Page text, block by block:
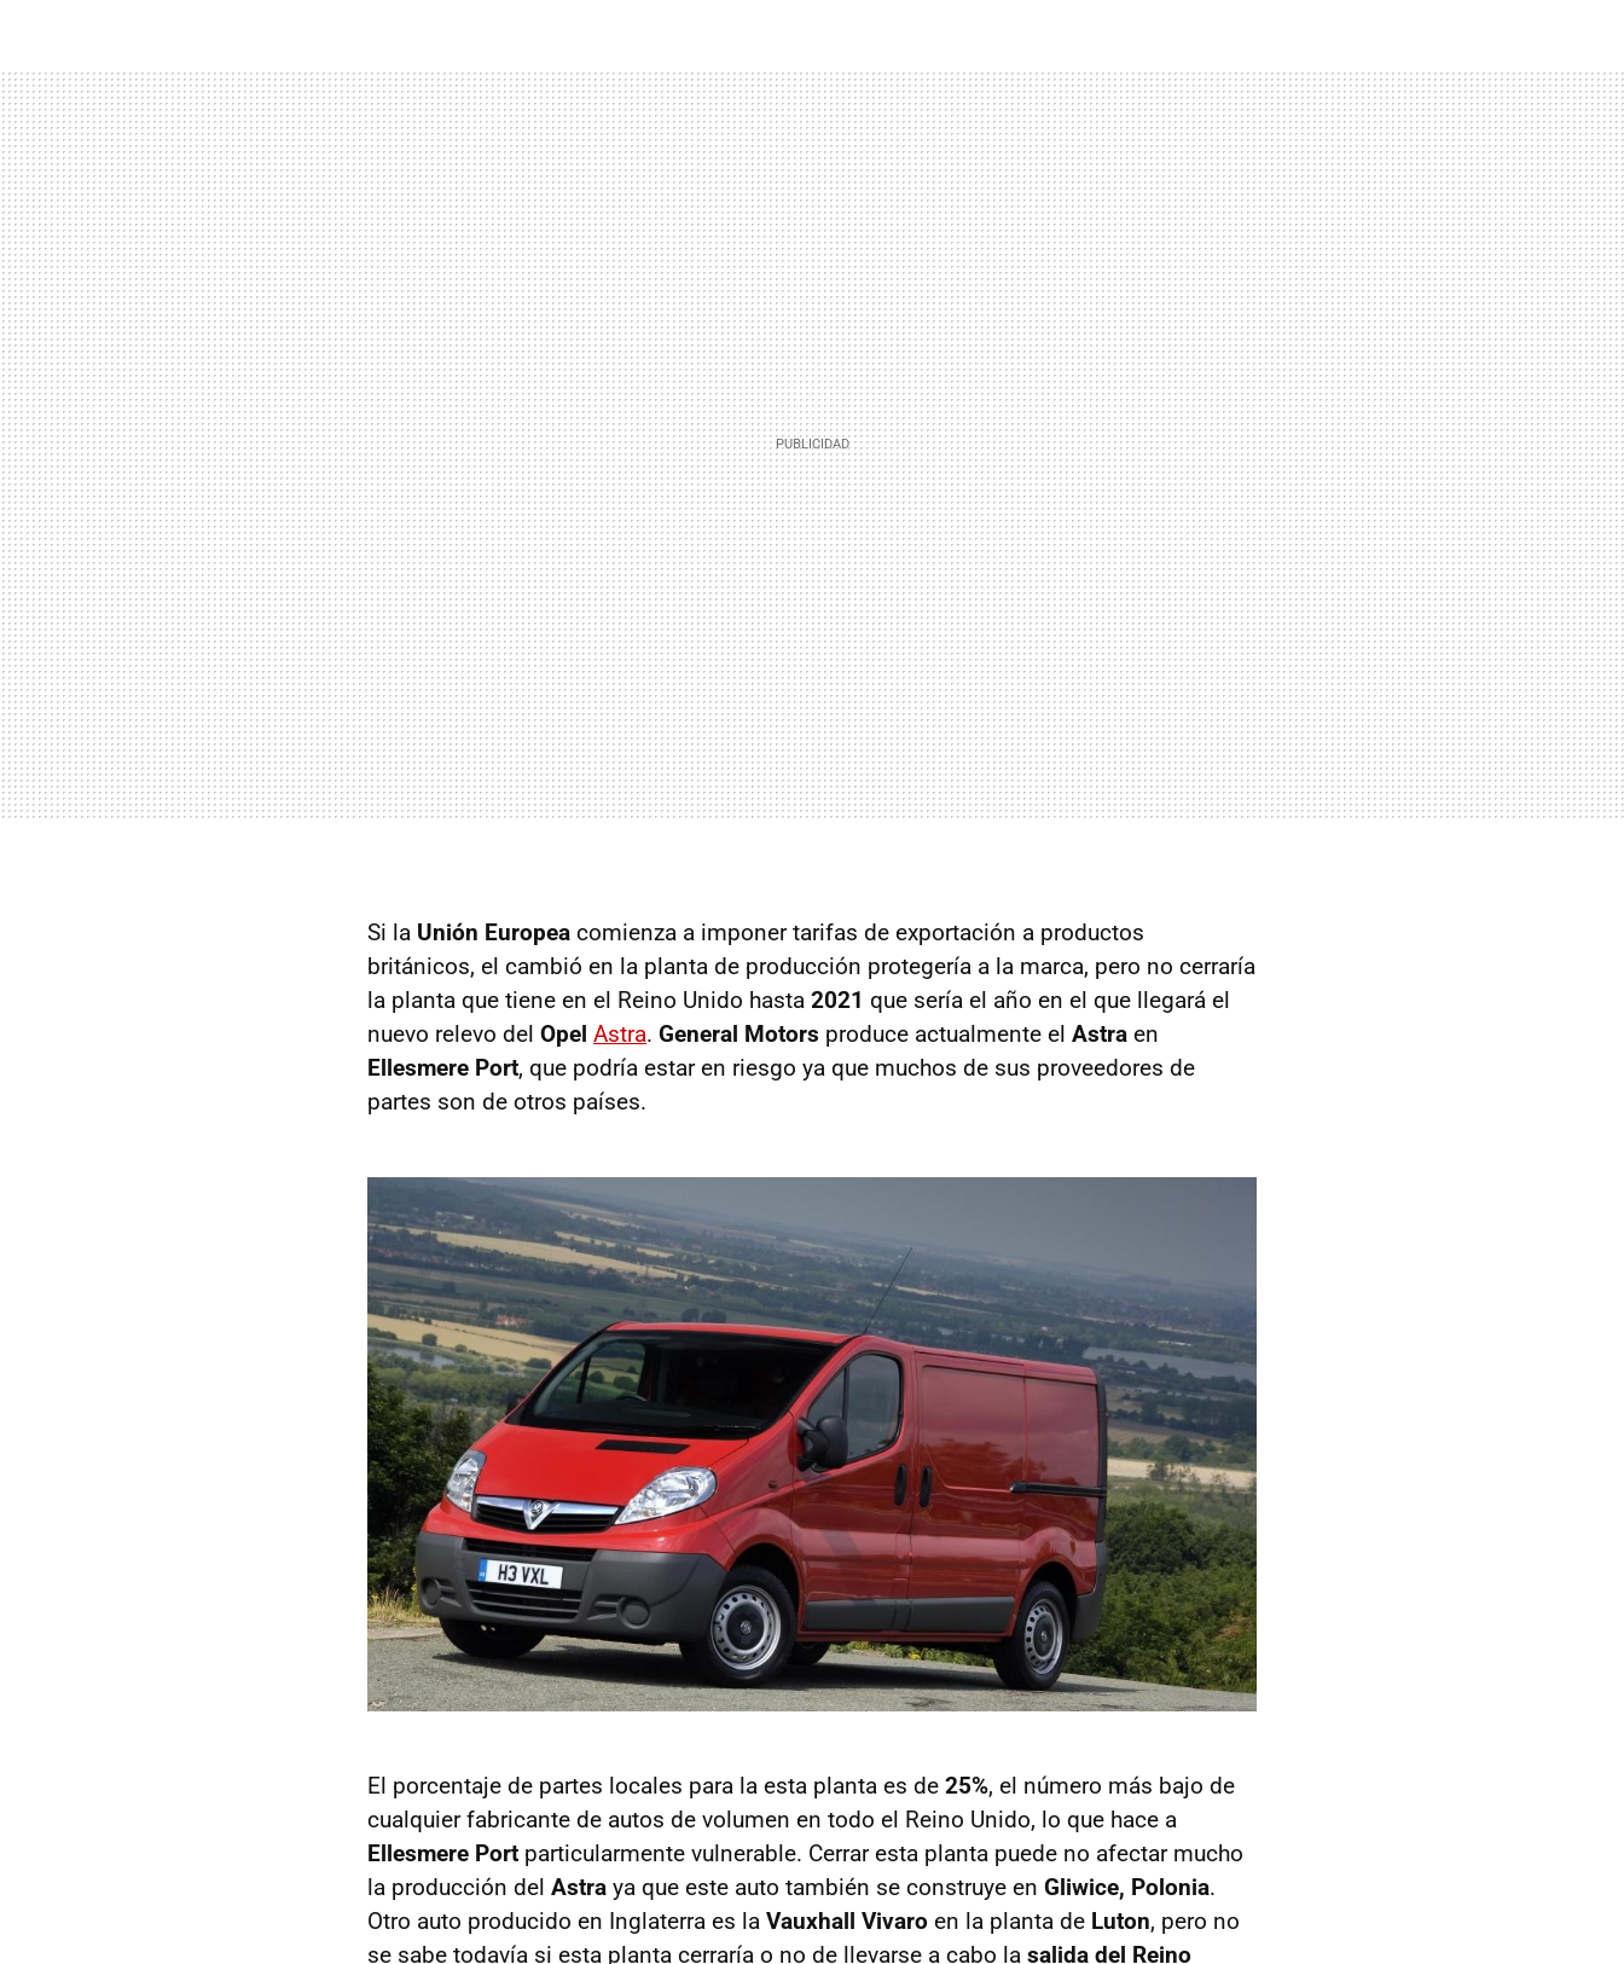
Si la Unión Europea comienza a imponer tarifas de exportación a productos
británicos, el cambió en la planta de producción protegería a la marca, pero no cerraría
la planta que tiene en el Reino Unido hasta 2021 que sería el año en el que llegará el
nuevo relevo del Opel Astra. General Motors produce actualmente el Astra en
Ellesmere Port, que podría estar en riesgo ya que muchos de sus proveedores de
partes son de otros países.
El porcentaje de partes locales para la esta planta es de 25%, el número más bajo de
cualquier fabricante de autos de volumen en todo el Reino Unido, lo que hace a
Ellesmere Port particularmente vulnerable. Cerrar esta planta puede no afectar mucho
la producción del Astra ya que este auto también se construye en Gliwice, Polonia.
Otro auto producido en Inglaterra es la Vauxhall Vivaro en la planta de Luton, pero no
se sabe todavía si esta planta cerraría o no de llevarse a cabo la salida del Reino